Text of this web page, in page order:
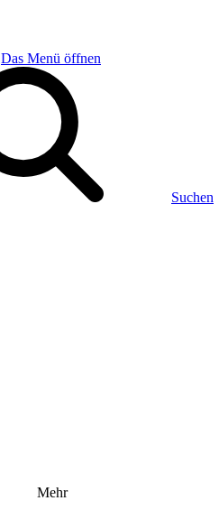
Das Menü öffnen
Suchen
Mehr